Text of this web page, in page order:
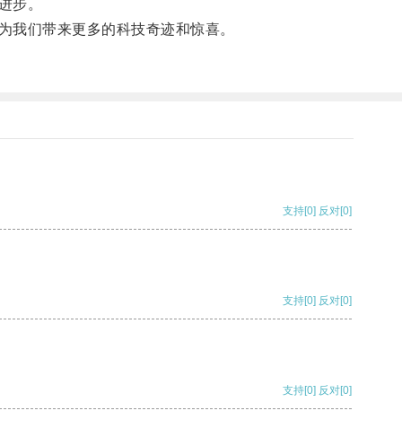
步。
们带来更多的科技奇迹和惊喜。
支持[0] 反对[0]
支持[0] 反对[0]
支持[0] 反对[0]